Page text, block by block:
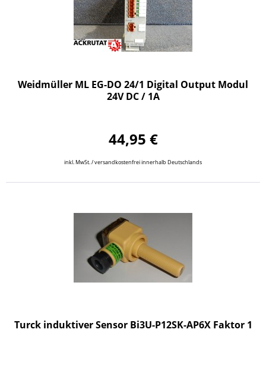
Weidmüller ML EG-DO 24/1 Digital Output Modul
24V DC / 1A
44,95 €
inkl. MwSt. / versandkostenfrei innerhalb Deutschlands
Turck induktiver Sensor Bi3U-P12SK-AP6X Faktor 1